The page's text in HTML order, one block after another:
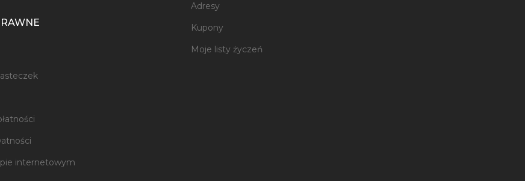
internetowym
Adresy
Kupony
Moje listy życzeń